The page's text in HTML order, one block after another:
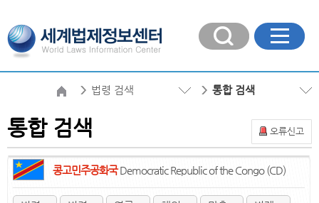
법령 검색 통합 검색
오류신고
통합 검색
콩고민주공화국Democratic Republic of the Congo (CD)